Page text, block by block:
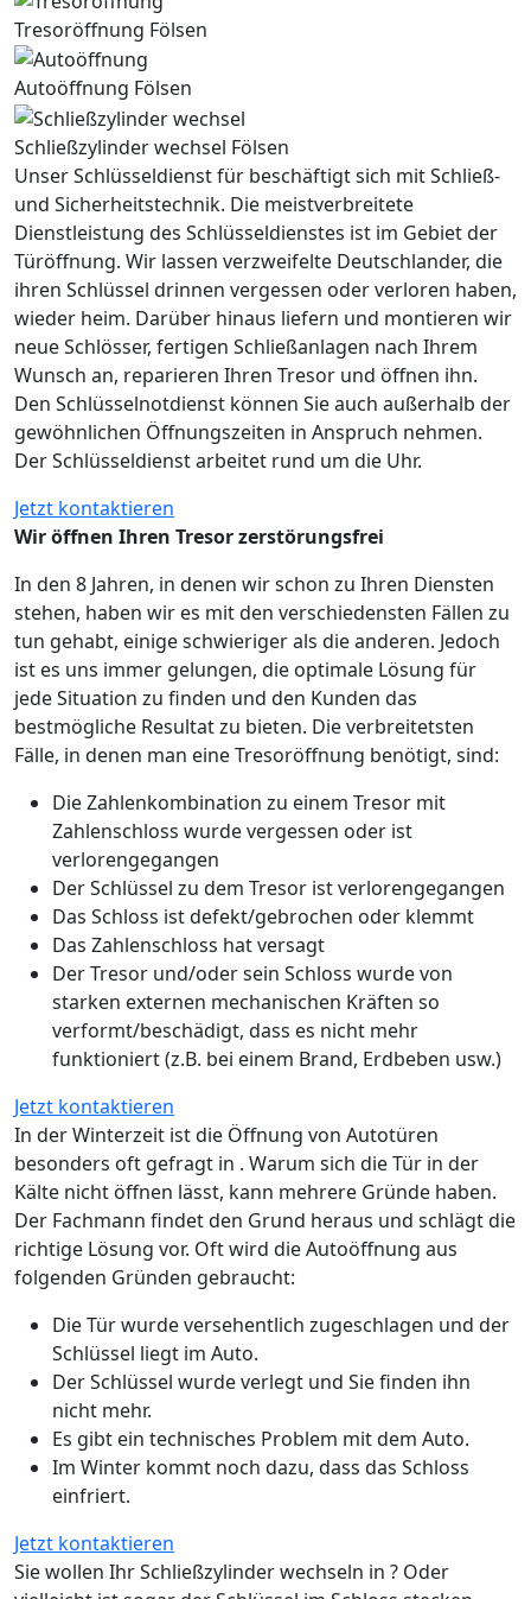
Tresoröffnung Fölsen
Autoöffnung Fölsen
Schließzylinder wechsel Fölsen
Unser Schlüsseldienst für beschäftigt sich mit Schließ-
und Sicherheitstechnik. Die meistverbreitete
Dienstleistung des Schlüsseldienstes ist im Gebiet der
Türöffnung. Wir lassen verzweifelte Deutschlander, die
ihren Schlüssel drinnen vergessen oder verloren haben,
wieder heim. Darüber hinaus liefern und montieren wir
neue Schlösser, fertigen Schließanlagen nach Ihrem
Wunsch an, reparieren Ihren Tresor und öffnen ihn.
Den Schlüsselnotdienst können Sie auch außerhalb der
gewöhnlichen Öffnungszeiten in Anspruch nehmen.
Der Schlüsseldienst arbeitet rund um die Uhr.
Jetzt kontaktieren
Wir öffnen Ihren Tresor zerstörungsfrei
In den 8 Jahren, in denen wir schon zu Ihren Diensten
stehen, haben wir es mit den verschiedensten Fällen zu
tun gehabt, einige schwieriger als die anderen. Jedoch
ist es uns immer gelungen, die optimale Lösung für
jede Situation zu finden und den Kunden das
bestmögliche Resultat zu bieten. Die verbreitetsten
Fälle, in denen man eine Tresoröffnung benötigt, sind:
Die Zahlenkombination zu einem Tresor mit
Zahlenschloss wurde vergessen oder ist
verlorengegangen
Der Schlüssel zu dem Tresor ist verlorengegangen
Das Schloss ist defekt/gebrochen oder klemmt
Das Zahlenschloss hat versagt
Der Tresor und/oder sein Schloss wurde von
starken externen mechanischen Kräften so
verformt/beschädigt, dass es nicht mehr
funktioniert (z.B. bei einem Brand, Erdbeben usw.)
Jetzt kontaktieren
In der Winterzeit ist die Öffnung von Autotüren
besonders oft gefragt in . Warum sich die Tür in der
Kälte nicht öffnen lässt, kann mehrere Gründe haben.
Der Fachmann findet den Grund heraus und schlägt die
richtige Lösung vor. Oft wird die Autoöffnung aus
folgenden Gründen gebraucht:
Die Tür wurde versehentlich zugeschlagen und der
Schlüssel liegt im Auto.
Der Schlüssel wurde verlegt und Sie finden ihn
nicht mehr.
Es gibt ein technisches Problem mit dem Auto.
Im Winter kommt noch dazu, dass das Schloss
einfriert.
Jetzt kontaktieren
Sie wollen Ihr Schließzylinder wechseln in ? Oder